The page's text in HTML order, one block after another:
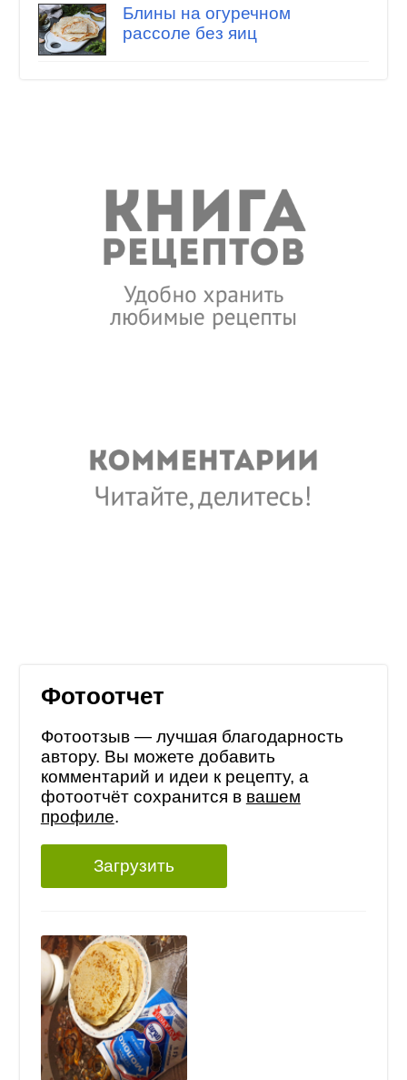
Блины на огуречном
рассоле без яиц
Фотоотчет
Фотоотзыв — лучшая благодарность
автору. Вы можете добавить
комментарий и идеи к рецепту, а
фотоотчёт сохранится в вашем
профиле.
Загрузить